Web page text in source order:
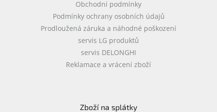
Obchodní podmínky
Podmínky ochrany osobních údajů
Prodloužená záruka a náhodné poškození
servis LG produktů
servis DELONGHI
Reklamace a vrácení zboží
Zboží na splátky